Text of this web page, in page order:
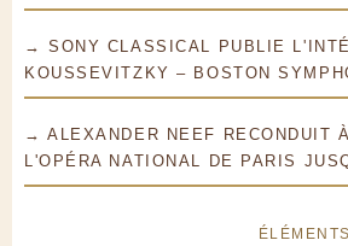
→ SONY CLASSICAL PUBLIE
KOUSSEVITZKY – BOSTON
→ ALEXANDER NEEF RECONDUIT
L'OPÉRA NATIONAL DE PARIS